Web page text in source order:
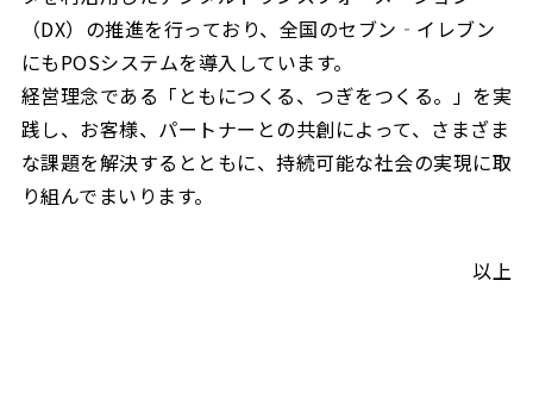
（DX）の推進を行っており、全国のセブン‐イレブン
にもPOSシステムを導入しています。
経営理念である「ともにつくる、つぎをつくる。」を実
践し、お客様、パートナーとの共創によって、さまざま
な課題を解決するとともに、持続可能な社会の実現に取
り組んでまいります。
以上